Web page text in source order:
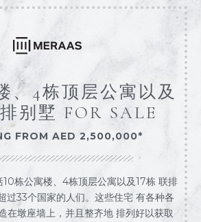
、4栋顶层公寓以及
别墅 FOR SALE
FROM AED 2,500,000*
栋公寓楼、4栋顶层公寓以及17栋 联排
过33个国家的人们。这些住宅 有各种各
在墩座墙上，并且整齐地 排列好以获取